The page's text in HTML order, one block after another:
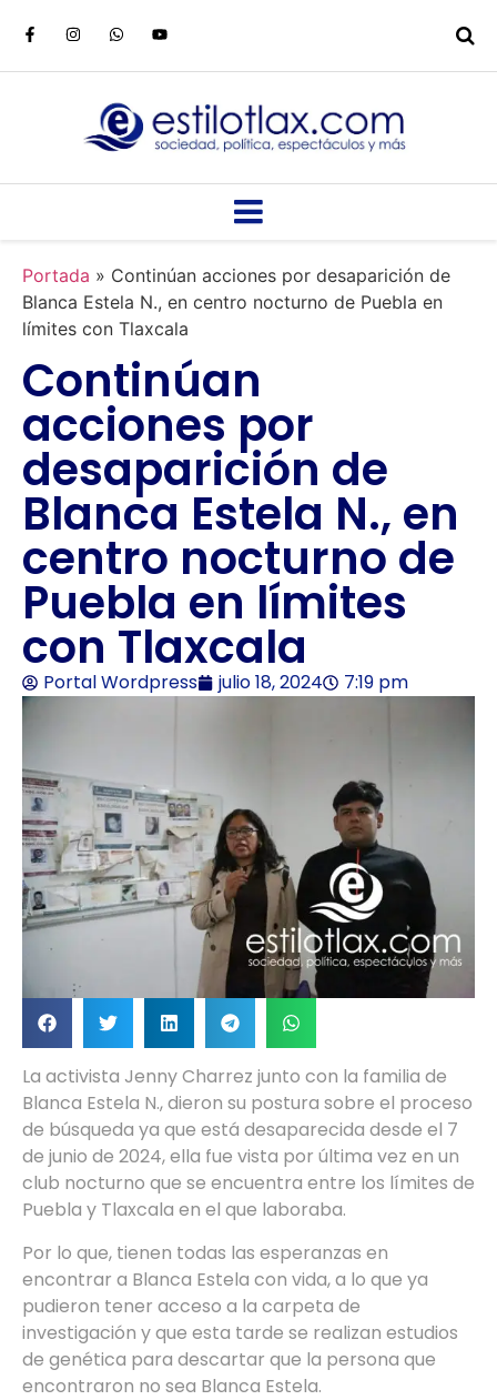
Portada » Continúan acciones por desaparición de
Blanca Estela N., en centro nocturno de Puebla en
límites con Tlaxcala
Continúan
acciones por
desaparición de
Blanca Estela N., en
centro nocturno de
Puebla en límites
con Tlaxcala
Portal Wordpress julio 18, 2024 7:19 pm
La activista Jenny Charrez junto con la familia de
Blanca Estela N., dieron su postura sobre el proceso
de búsqueda ya que está desaparecida desde el 7
de junio de 2024, ella fue vista por última vez en un
club nocturno que se encuentra entre los límites de
Puebla y Tlaxcala en el que laboraba.
Por lo que, tienen todas las esperanzas en
encontrar a Blanca Estela con vida, a lo que ya
pudieron tener acceso a la carpeta de
investigación y que esta tarde se realizan estudios
de genética para descartar que la persona que
encontraron no sea Blanca Estela.